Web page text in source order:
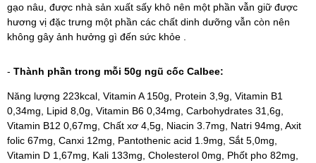
gạo nâu, được nhà sản xuất sấy khô nên một phần vẫn giữ được
hương vị đặc trưng một phần các chất dinh dưỡng vẫn còn nên
không gây ảnh hưởng gì đến sức khỏe .
- Thành phần trong mỗi 50g ngũ cốc Calbee:
Năng lượng 223kcal, Vitamin A 150g, Protein 3,9g, Vitamin B1
0,34mg, Lipid 8,0g, Vitamin B6 0,34mg, Carbohydrates 31,6g,
Vitamin B12 0,67mg, Chất xơ 4,5g, Niacin 3.7mg, Natri 94mg, Axit
folic 67mg, Canxi 12mg, Pantothenic acid 1.9mg, Sắt 5,0mg,
Vitamin D 1,67mg, Kali 133mg, Cholesterol 0mg, Phốt pho 82mg,